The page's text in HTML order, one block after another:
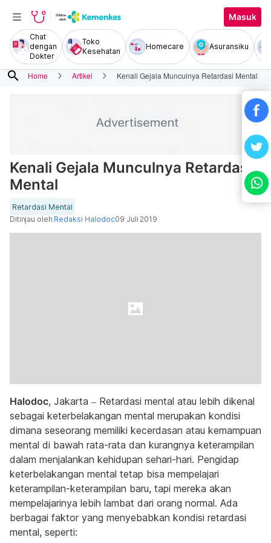
Masuk
Chat
dengan
Dokter
Toko
Kesehatan
Homecare Asuransiku
search Home Artikel Kenali Gejala Munculnya Retardasi Mental
Kenali Gejala Munculnya Retardasi
Mental
Retardasi Mental
Ditinjau oleh Redaksi Halodoc09 Juli 2019
Halodoc, Jakarta – Retardasi mental atau lebih dikenal
sebagai keterbelakangan mental merupakan kondisi
dimana seseorang memiliki kecerdasan atau kemampuan
mental di bawah rata-rata dan kurangnya keterampilan
dalam menjalankan kehidupan sehari-hari. Pengidap
keterbelakangan mental tetap bisa mempelajari
keterampilan-keterampilan baru, tapi mereka akan
mempelajarinya lebih lambat dari orang normal. Ada
berbagai faktor yang menyebabkan kondisi retardasi
mental, seperti: